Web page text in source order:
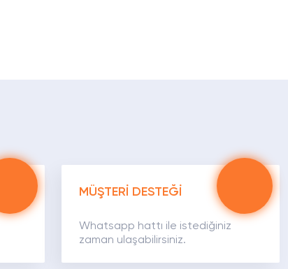
MÜŞTERİ DESTEĞİ
Whatsapp hattı ile istediğiniz
zaman ulaşabilirsiniz.